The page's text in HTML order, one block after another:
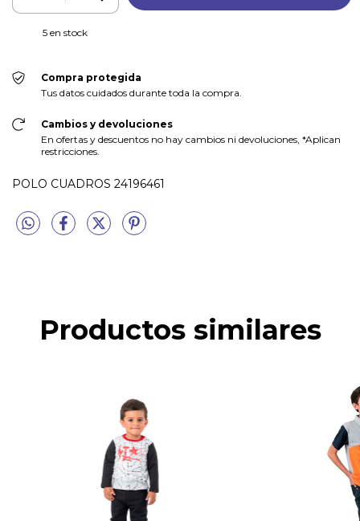
5 en stock
Compra protegida
Tus datos cuidados durante toda la compra.
Cambios y devoluciones
En ofertas y descuentos no hay cambios ni devoluciones, *Aplican
restricciones.
POLO CUADROS 24196461
Productos similares